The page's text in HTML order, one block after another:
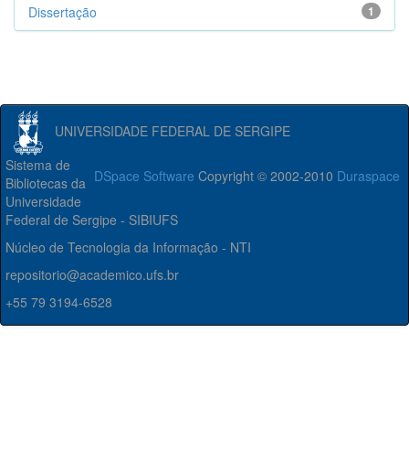
1
Dissertação
UNIVERSIDADE FEDERAL DE SERGIPE
DSpace Software Copyright © 2002-2010 Duraspace
Sistema de
Bibliotecas da
Universidade
Federal de Sergipe - SIBIUFS
Núcleo de Tecnologia da Informação - NTI
repositorio@academico.ufs.br
+55 79 3194-6528